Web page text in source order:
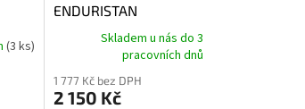
(3 ks)
ENDURISTAN
TORNADO2 32LITRŮ
Skladem u nás do 3
pracovních dnů
1 777 Kč bez DPH
2 150 Kč